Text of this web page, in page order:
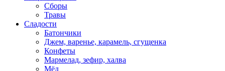
Сборы
Травы
Сладости
Батончики
Джем, варенье, карамель, сгущенка
Конфеты
Мармелад, зефир, халва
Мёд